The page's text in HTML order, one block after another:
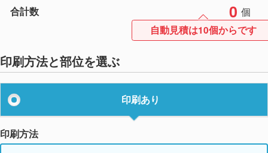
合計数 0 個
自動見積は10個からです
印刷方法と部位を選ぶ
印刷あり
印刷方法